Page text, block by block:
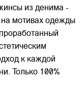
из денима -
мотивах одежды
к каждой
Только 100%